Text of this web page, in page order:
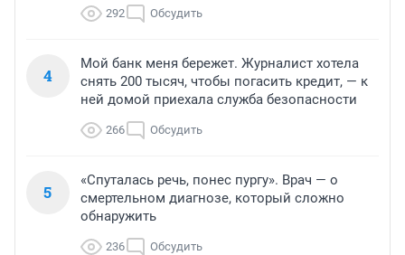
292 Обсудить
4
Мой банк меня бережет. Журналист хотела
снять 200 тысяч, чтобы погасить кредит, — к
ней домой приехала служба безопасности
266 Обсудить
5
«Спуталась речь, понес пургу». Врач — о
смертельном диагнозе, который сложно
обнаружить
236 Обсудить